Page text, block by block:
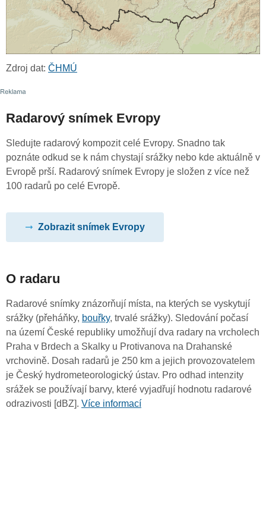
Zdroj dat: ČHMÚ
Radarový snímek Evropy
Sledujte radarový kompozit celé Evropy. Snadno tak
poznáte odkud se k nám chystají srážky nebo kde aktuálně v
Evropě prší. Radarový snímek Evropy je složen z více než
100 radarů po celé Evropě.
Zobrazit snímek Evropy
O radaru
Radarové snímky znázorňují místa, na kterých se vyskytují
srážky (přeháňky, bouřky, trvalé srážky). Sledování počasí
na území České republiky umožňují dva radary na vrcholech
Praha v Brdech a Skalky u Protivanova na Drahanské
vrchovině. Dosah radarů je 250 km a jejich provozovatelem
je Český hydrometeorologický ústav. Pro odhad intenzity
srážek se používají barvy, které vyjadřují hodnotu radarové
odrazivosti [dBZ]. Více informací